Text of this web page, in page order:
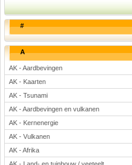
Vakken
Aardrijkskunde
Biologie
Engels
Frans, Duits, Chinees, Spaans
Geschiedenis
Handvaardigheid en Tekenen
Kunst en Cultuur
Levensbeschouwing
Lichamelijke opvoeding
Muziek
#
A
AK - Aardbevingen
AK - Kaarten
AK - Tsunami
AK - Aardbevingen en vulkanen
AK - Kernenergie
AK - Vulkanen
AK - Afrika